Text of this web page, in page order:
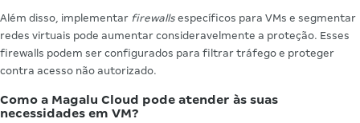
Além disso, implementar firewalls específicos para VMs e segmentar
redes virtuais pode aumentar consideravelmente a proteção. Esses
firewalls podem ser configurados para filtrar tráfego e proteger
contra acesso não autorizado.
Como a Magalu Cloud pode atender às suas
necessidades em VM?